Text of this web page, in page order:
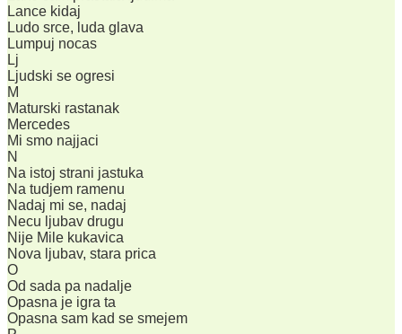
Lance kidaj
Ludo srce, luda glava
Lumpuj nocas
Lj
Ljudski se ogresi
M
Maturski rastanak
Mercedes
Mi smo najjaci
N
Na istoj strani jastuka
Na tudjem ramenu
Nadaj mi se, nadaj
Necu ljubav drugu
Nije Mile kukavica
Nova ljubav, stara prica
O
Od sada pa nadalje
Opasna je igra ta
Opasna sam kad se smejem